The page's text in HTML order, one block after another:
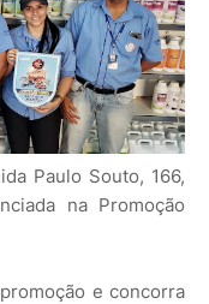
Paulo Souto, 166,
na Promoção
e concorra